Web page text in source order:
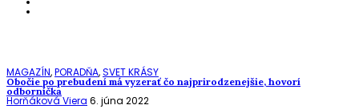
MAGAZÍN,PORADŇA,SVET KRÁSY
Obočie po prebudení má vyzerať čo najprirodzenejšie, hovorí
odborníčka
Horňáková Viera 6. júna 2022